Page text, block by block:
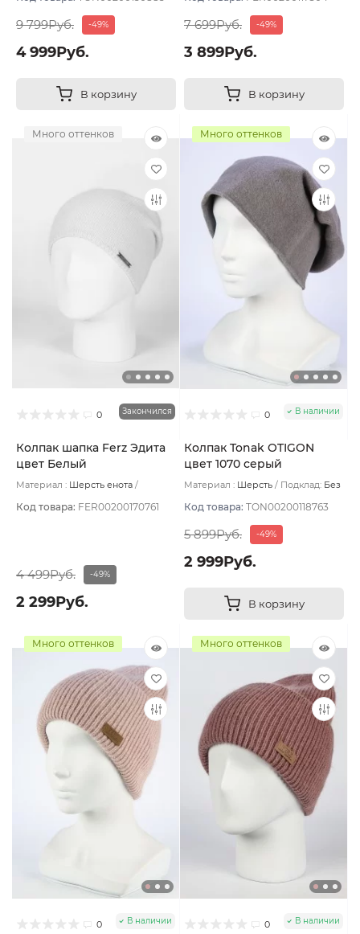
9 799Руб. -49%
4 999Руб.
В корзину
7 699Руб. -49%
3 899Руб.
В корзину
Много оттенков
0 Закончился
Колпак шапка Ferz Эдита
цвет Белый
Материал : Шерсть енота
Код товара: FER00200170761
4 499Руб. -49%
2 299Руб.
Много оттенков
0 В наличии
Колпак Tonak OTIGON
цвет 1070 серый
Материал : Шерсть Подклад: Без
Код товара: TON00200118763
5 899Руб. -49%
2 999Руб.
В корзину
Много оттенков
0 В наличии
Много оттенков
0 В наличии